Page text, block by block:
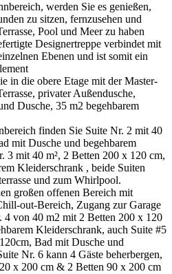
werden Sie es genießen,
zu sitzen, fernzusehen und
Pool und Meer zu haben
Designertreppe verbindet mit
Ebenen und ist somit ein
in die obere Etage mit der Master-
privater Außendusche,
Dusche, 35 m2 begehbarem
finden Sie Suite Nr. 2 mit 40
mit Dusche und begehbarem
3 mit 40 m², 2 Betten 200 x 120 cm,
Kleiderschrank , beide Suiten
und zum Whirlpool.
großen offenen Bereich mit
out-Bereich, Zugang zur Garage
von 40 m2 mit 2 Betten 200 x 120
Kleiderschrank, auch Suite #5
Bad mit Dusche und
Nr. 6 kann 4 Gäste beherbergen,
x 200 cm & 2 Betten 90 x 200 cm